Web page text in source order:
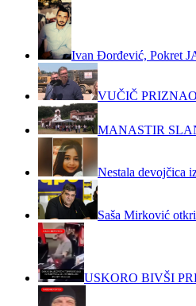
Ivan Đorđević, Pokret
VUČIČ
MANASTIR
Nestala devojčica
Saša Mirković
USKORO BIVŠI